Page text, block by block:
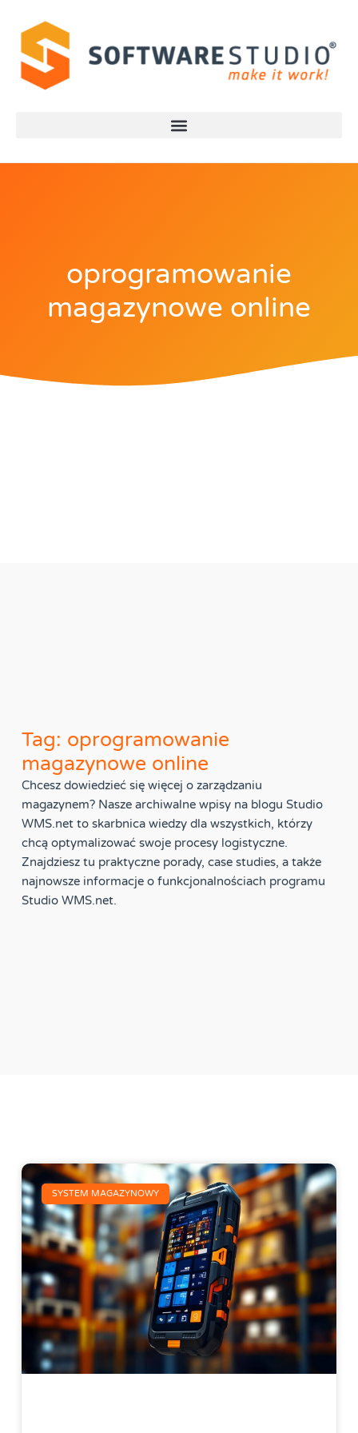
oprogramowanie
magazynowe online
Tag: oprogramowanie
magazynowe online
Chcesz dowiedzieć się więcej o zarządzaniu
magazynem? Nasze archiwalne wpisy na blogu Studio
WMS.net to skarbnica wiedzy dla wszystkich, którzy
chcą optymalizować swoje procesy logistyczne.
Znajdziesz tu praktyczne porady, case studies, a także
najnowsze informacje o funkcjonalnościach programu
Studio WMS.net.
SYSTEM MAGAZYNOWY